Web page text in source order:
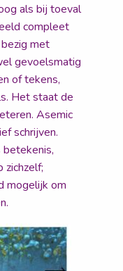
als bij toeval
compleet
met
gevoelsmatig
of tekens,
Het staat de
Asemic
schrijven.
zichzelf;
mogelijk om